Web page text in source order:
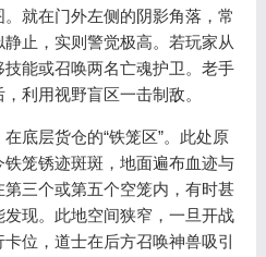
就在门外左侧的阴影角落，常
止，实则警觉极高。若玩家从
能或召唤两名亡魂护卫。老手
利用视野盲区一击制敌。
层货仓的“铁笼区”。此处原
笼锈迹斑斑，地面遍布血迹与
三个或第五个空笼内，有时甚
现。此地空间狭窄，一旦开战
位，道士在后方召唤神兽吸引